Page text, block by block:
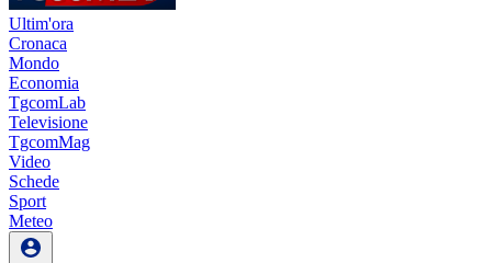
Ultim'ora
Cronaca
Mondo
Economia
TgcomLab
Televisione
TgcomMag
Video
Schede
Sport
Meteo